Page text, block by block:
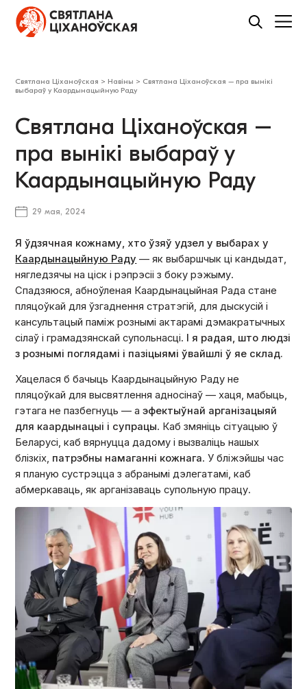
Святлана Ціханоўская > Навіны > Святлана Ціханоўская – пра вынікі
выбараў у Каардынацыйную Раду
Святлана Ціханоўская –
пра вынікі выбараў у
Каардынацыйную Раду
29 мая, 2024
Я ўдзячная кожнаму, хто ўзяў удзел у выбарах у
Каардынацыйную Раду — як выбаршчык ці кандыдат,
нягледзячы на ціск і рэпрэсіі з боку рэжыму.
Спадзяюся, абноўленая Каардынацыйная Рада стане
пляцоўкай для ўзгаднення стратэгій, для дыскусій і
кансультацый паміж рознымі актарамі дэмакратычных
сілаў і грамадзянскай супольнасці. І я радая, што людзі
з рознымі поглядамі і пазіцыямі ўвайшлі ў яе склад.
Хацелася б бачыць Каардынацыйную Раду не
пляцоўкай для высвятлення адносінаў — хаця, мабыць,
гэтага не пазбегнуць — аэфектыўнай арганізацыяй
для каардынацыі і супрацы. Каб змяніць сітуацыю ў
Беларусі, каб вярнуцца дадому і вызваліць нашых
блізкіх, патрэбны намаганні кожнага. У бліжэйшы час
я планую сустрэцца з абранымі дэлегатамі, каб
абмеркаваць, як арганізаваць супольную працу.